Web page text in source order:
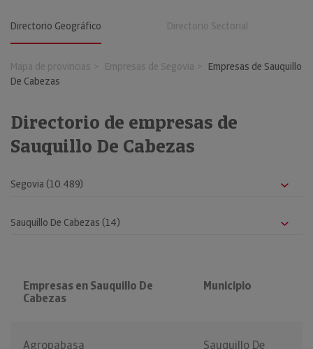
Directorio Geográfico Directorio Sectorial
Mapa de provincias Empresas de Segovia
Empresas de Sauquillo
De Cabezas
Directorio de empresas de
Sauquillo De Cabezas
Empresas en Sauquillo De
Cabezas
Municipio
Agropabasa
Sauquillo De